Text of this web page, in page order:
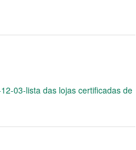
03-lista das lojas certificadas de